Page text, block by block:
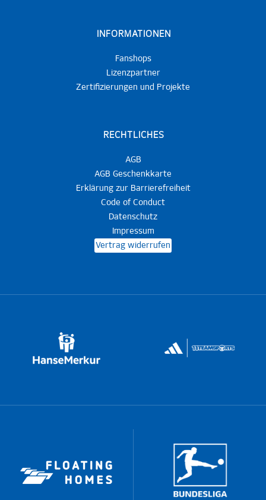
INFORMATIONEN
Fanshops
Lizenzpartner
Zertifizierungen und Projekte
RECHTLICHES
AGB
AGB Geschenkkarte
Erklärung zur Barrierefreiheit
Code of Conduct
Datenschutz
Impressum
Vertrag widerrufen